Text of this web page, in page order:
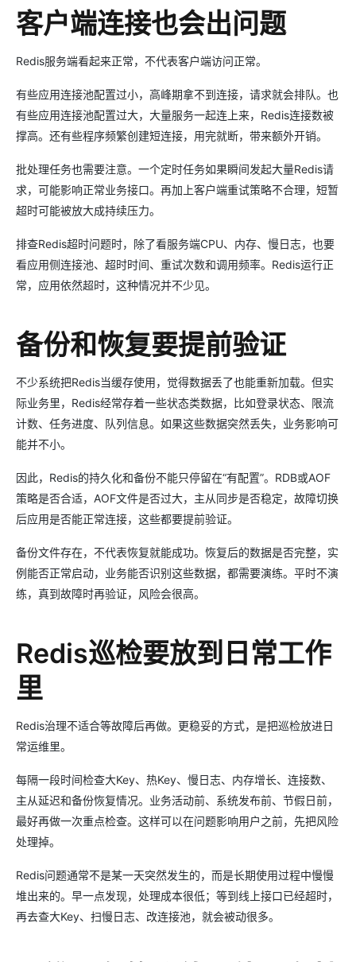
客户端连接也会出问题
Redis服务端看起来正常，不代表客户端访问正常。
有些应用连接池配置过小，高峰期拿不到连接，请求就会排队。也
有些应用连接池配置过大，大量服务一起连上来，Redis连接数被
撑高。还有些程序频繁创建短连接，用完就断，带来额外开销。
批处理任务也需要注意。一个定时任务如果瞬间发起大量Redis请
求，可能影响正常业务接口。再加上客户端重试策略不合理，短暂
超时可能被放大成持续压力。
排查Redis超时问题时，除了看服务端CPU、内存、慢日志，也要
看应用侧连接池、超时时间、重试次数和调用频率。Redis运行正
常，应用依然超时，这种情况并不少见。
备份和恢复要提前验证
不少系统把Redis当缓存使用，觉得数据丢了也能重新加载。但实
际业务里，Redis经常存着一些状态类数据，比如登录状态、限流
计数、任务进度、队列信息。如果这些数据突然丢失，业务影响可
能并不小。
因此，Redis的持久化和备份不能只停留在“有配置”。RDB或AOF
策略是否合适，AOF文件是否过大，主从同步是否稳定，故障切换
后应用是否能正常连接，这些都要提前验证。
备份文件存在，不代表恢复就能成功。恢复后的数据是否完整，实
例能否正常启动，业务能否识别这些数据，都需要演练。平时不演
练，真到故障时再验证，风险会很高。
Redis巡检要放到日常工作
里
Redis治理不适合等故障后再做。更稳妥的方式，是把巡检放进日
常运维里。
每隔一段时间检查大Key、热Key、慢日志、内存增长、连接数、
主从延迟和备份恢复情况。业务活动前、系统发布前、节假日前，
最好再做一次重点检查。这样可以在问题影响用户之前，先把风险
处理掉。
Redis问题通常不是某一天突然发生的，而是长期使用过程中慢慢
堆出来的。早一点发现，处理成本很低；等到线上接口已经超时，
再去查大Key、扫慢日志、改连接池，就会被动很多。